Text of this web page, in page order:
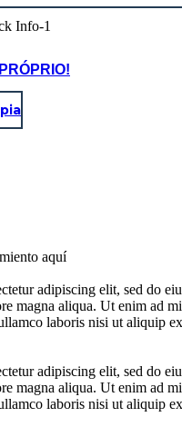
aquí
adipiscing elit, sed do
magna aliqua. Ut enim ad
laboris nisi ut aliquip
adipiscing elit, sed do
magna aliqua. Ut enim ad
laboris nisi ut aliquip